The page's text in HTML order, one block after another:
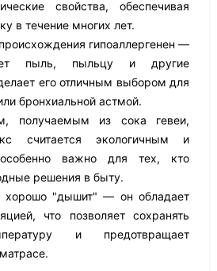
свойства, обеспечивая
в течение многих лет.
гипоаллергенен —
пыль, пыльцу и другие
его отличным выбором для
бронхиальной астмой.
получаемым из сока гевеи,
считается экологичным и
важно для тех, кто
решения в быту.
хорошо "дышит" — он обладает
что позволяет сохранять
и предотвращает